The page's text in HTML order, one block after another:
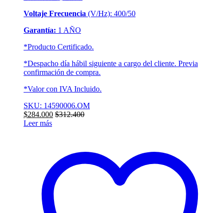
Voltaje Frecuencia (V/Hz): 400/50
Garantía: 1 AÑO
*Producto Certificado.
*Despacho día hábil siguiente a cargo del cliente. Previa
confirmación de compra.
*Valor con IVA Incluido.
SKU: 14590006.OM
$284.000 $312.400
Leer más